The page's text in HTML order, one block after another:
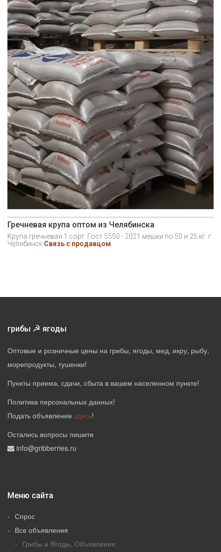
Гречневая крупа оптом из Челябинска
Крупа гречневая 1 сорт. Гост 5550 - 2021 мешки по 50 и 25 кг. г.
Челябинск Связь с продавцом
грибы ☭ ягоды
Оптовые и розничные цены на грибы, ягоды, мед, икру, рыбу,
морепродукты, тушенки!
Пункты приема, сдачи, сбыта в вашем населенном пункте!
Политика персональных данных!
Подать объявление здесь!
Остались вопросы пишите
info@gribberries.ru
Меню сайта
Спрос
Все объявления
Грибы и Ягоды, Объявления